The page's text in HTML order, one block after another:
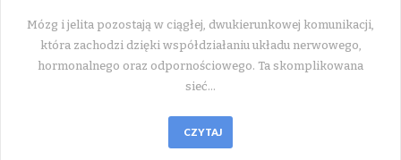
Mózg i jelita pozostają w ciągłej, dwukierunkowej komunikacji,
która zachodzi dzięki współdziałaniu układu nerwowego,
hormonalnego oraz odpornościowego. Ta skomplikowana
sieć…
CZYTAJ